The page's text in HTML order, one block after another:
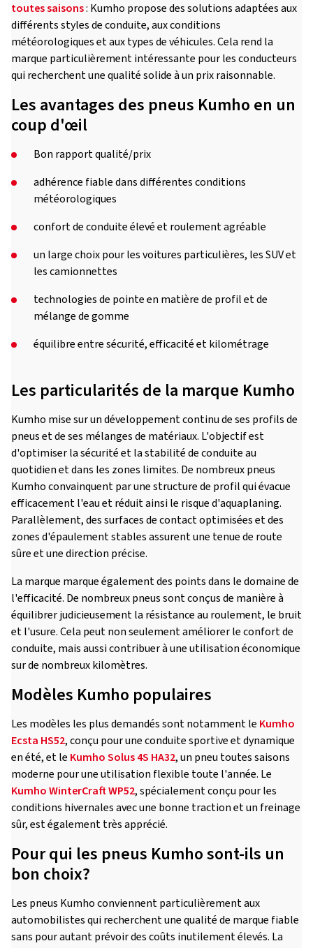
toutes saisons: Kumho propose des solutions adaptées aux
différents styles de conduite, aux conditions
météorologiques et aux types de véhicules. Cela rend la
marque particulièrement intéressante pour les conducteurs
qui recherchent une qualité solide à un prix raisonnable.
Les avantages des pneus Kumho en un
coup d'œil
Bon rapport qualité/prix
adhérence fiable dans différentes conditions
météorologiques
confort de conduite élevé et roulement agréable
un large choix pour les voitures particulières, les SUV et
les camionnettes
technologies de pointe en matière de profil et de
mélange de gomme
équilibre entre sécurité, efficacité et kilométrage
Les particularités de la marque Kumho
Kumho mise sur un développement continu de ses profils de
pneus et de ses mélanges de matériaux. L'objectif est
d'optimiser la sécurité et la stabilité de conduite au
quotidien et dans les zones limites. De nombreux pneus
Kumho convainquent par une structure de profil qui évacue
efficacement l'eau et réduit ainsi le risque d'aquaplaning.
Parallèlement, des surfaces de contact optimisées et des
zones d'épaulement stables assurent une tenue de route
sûre et une direction précise.
La marque marque également des points dans le domaine de
l'efficacité. De nombreux pneus sont conçus de manière à
équilibrer judicieusement la résistance au roulement, le bruit
et l'usure. Cela peut non seulement améliorer le confort de
conduite, mais aussi contribuer à une utilisation économique
sur de nombreux kilomètres.
Modèles Kumho populaires
Les modèles les plus demandés sont notamment le Kumho
Ecsta HS52, conçu pour une conduite sportive et dynamique
en été, et le Kumho Solus 4S HA32, un pneu toutes saisons
moderne pour une utilisation flexible toute l'année. Le
Kumho WinterCraft WP52, spécialement conçu pour les
conditions hivernales avec une bonne traction et un freinage
sûr, est également très apprécié.
Pour qui les pneus Kumho sont-ils un
bon choix?
Les pneus Kumho conviennent particulièrement aux
automobilistes qui recherchent une qualité de marque fiable
sans pour autant prévoir des coûts inutilement élevés. La